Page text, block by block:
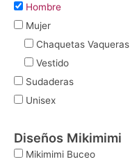
Hombre
Mujer
Chaquetas Vaqueras
Vestido
Sudaderas
Unisex
Diseños Mikimimi
Mikimimi Buceo